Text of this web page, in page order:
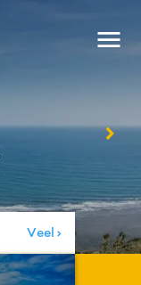
›
Veel ›